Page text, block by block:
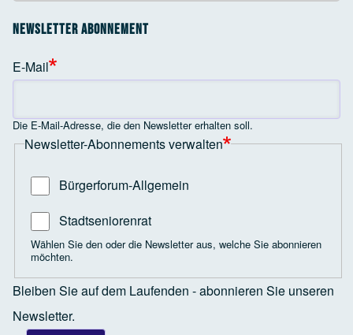
Newsletter Abonnement
E-Mail
Die E-Mail-Adresse, die den Newsletter erhalten soll.
Newsletter-Abonnements verwalten
Bürgerforum-Allgemein
Stadtseniorenrat
Wählen Sie den oder die Newsletter aus, welche Sie abonnieren
möchten.
Bleiben Sie auf dem Laufenden - abonnieren Sie unseren
Newsletter.